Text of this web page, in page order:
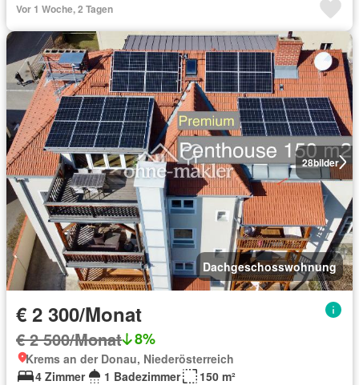
Vor 1 Woche, 2 Tagen
28bilder
Dachgeschosswohnung
€ 2 300/Monat
€ 2 500/Monat 8%
Krems an der Donau, Niederösterreich
4 Zimmer
1 Badezimmer
150 m²